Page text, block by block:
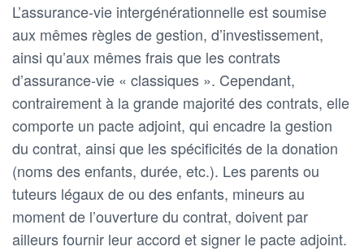
L’assurance-vie intergénérationnelle est soumise
aux mêmes règles de gestion, d’investissement,
ainsi qu’aux mêmes frais que les contrats
d’assurance-vie « classiques ». Cependant,
contrairement à la grande majorité des contrats, elle
comporte un pacte adjoint, qui encadre la gestion
du contrat, ainsi que les spécificités de la donation
(noms des enfants, durée, etc.). Les parents ou
tuteurs légaux de ou des enfants, mineurs au
moment de l’ouverture du contrat, doivent par
ailleurs fournir leur accord et signer le pacte adjoint.